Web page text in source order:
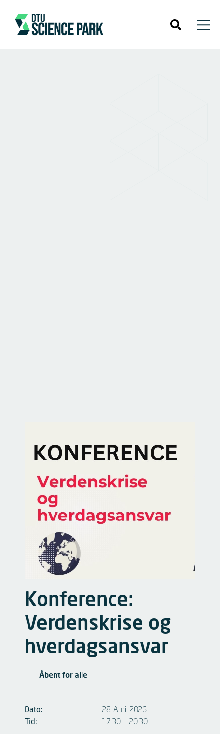
Konference:
Verdenskrise og
hverdagsansvar
Åbent for alle
Dato:
Tid:
28. April 2026
17:30 – 20:30